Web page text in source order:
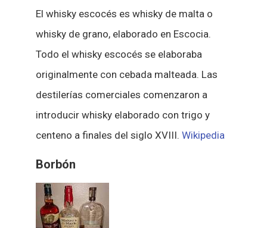
El whisky escocés es whisky de malta o
whisky de grano, elaborado en Escocia.
Todo el whisky escocés se elaboraba
originalmente con cebada malteada. Las
destilerías comerciales comenzaron a
introducir whisky elaborado con trigo y
centeno a finales del siglo XVIII. Wikipedia
Borbón